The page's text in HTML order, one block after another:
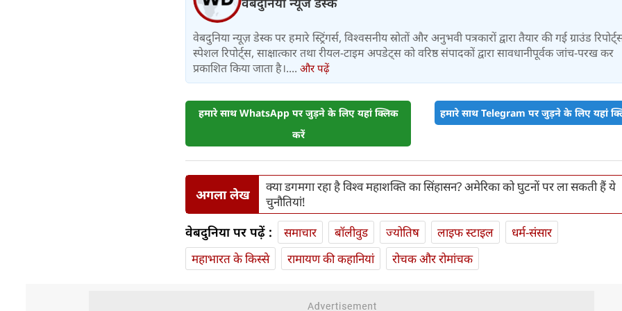
वेबदुनिया न्यूज़ डेस्क पर हमारे स्ट्रिंगर्स, विश्वसनीय स्रोतों और अनुभवी पत्रकारों द्वारा तैयार की गई ग्राउंड
स्पेशल रिपोर्ट्स, साक्षात्कार तथा रीयल-टाइम अपडेट्स को वरिष्ठ संपादकों द्वारा सावधानीपूर्वक जांच-परख कर
प्रकाशित किया जाता है।.... और पढ़ें
हमारे साथ WhatsApp पर जुड़ने के लिए यहां क्लिक
करें
हमारे साथ Telegram पर जुड़ने के लिए यहां
अगला लेख
क्या डगमगा रहा है विश्व महाशक्ति का सिंहासन? अमेरिका को घुटनों पर ला सकती हैं ये
चुनौतियां!
वेबदुनिया पर पढ़ें : समाचार बॉलीवुड ज्योतिष लाइफ स्‍टाइल
धर्म-संसार
महाभारत के किस्से
रामायण की कहानियां रोचक और रोमांचक